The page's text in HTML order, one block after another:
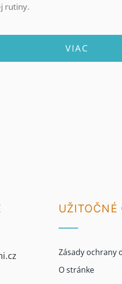
rutiny.
VIAC
UŽITOČNÉ
Zásady ochrany
O stránke